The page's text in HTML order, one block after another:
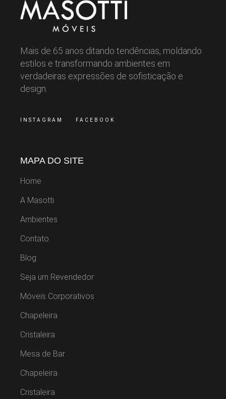
Mais de 65 anos ditando tendências, moldando
estilos e transformando ambientes em
verdadeiras expressões de sofisticação e
design.
INSTAGRAM FACEBOOK
MAPA DO SITE
Home
A Masotti
Ambientes
Contato
Blog
Seja um Revendedor
Móveis Corporativos
Chapeleira
Cristaleira
Mesa de Bar
Chapeleira
Cristaleira